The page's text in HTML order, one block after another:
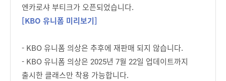
엔카로샤 부티크가 오픈되었습니다.
[KBO 유니폼 미리보기]
- KBO 유니폼 의상은 추후에 재판매 되지 않습니다.
- KBO 유니폼 의상은 2025년 7월 22일 업데이트까지
출시한 클래스만 착용 가능합니다.